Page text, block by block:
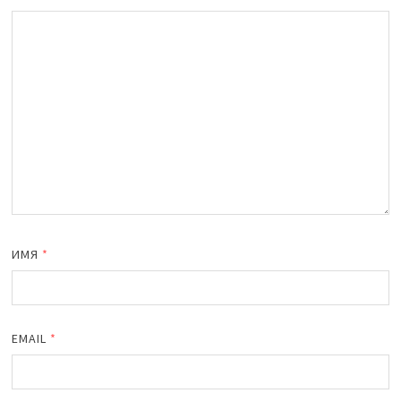
ИМЯ *
EMAIL *